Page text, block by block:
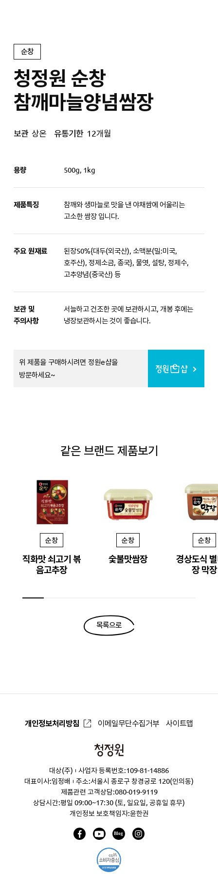
순창
청정원 순창
참깨마늘양념쌈장
보관 상온 유통기한 12개월
용량 500g, 1kg
제품특징
참깨와 생마늘로 맛을 낸 야채쌈에 어울리는
고소한 쌈장 입니다.
주요 원재료
된장50%{대두(외국산), 소맥분(밀:미국,
호주산), 정제소금, 종국}, 물엿, 설탕, 정제수,
고추양념(중국산) 등
보관 및
주의사항
서늘하고 건조한 곳에 보관하시고, 개봉 후에는
냉장보관하시는 것이 좋습니다.
위 제품을 구매하시려면 정원e샵을
방문하세요~
같은 브랜드 제품보기
순창
직화맛 쇠고기 볶
음고추장
순창
숯불맛쌈장
순창
경상도식
장 막장
목록으로
개인정보처리방침 이메일무단수집거부 사이트맵
청
원
대상(주)
사업자 등록번호:109-81-14886
대표이사:임정배
주소:서울시 종로구 창경궁로 120(인의동)
제품관련 고객상담:080-019-9119
상담시간:평일 09:00~17:30 (토, 일요일, 공휴일 휴무)
개인정보 보호책임자:윤한권